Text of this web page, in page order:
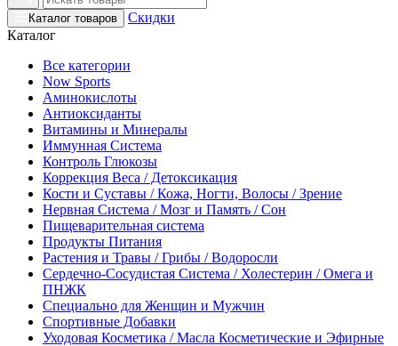
Каталог товаров
Скидки
Каталог
Все категории
Now Sports
Аминокислоты
Антиоксиданты
Витамины и Минералы
Иммунная Система
Контроль Глюкозы
Коррекция Веса / Детоксикация
Кости и Суставы / Кожа, Ногти, Волосы / Зрение
Нервная Система / Мозг и Память / Сон
Пищеварительная система
Продукты Питания
Растения и Травы / Грибы / Водоросли
Сердечно-Сосудистая Система / Холестерин / Омега и
ПНЖК
Специально для Женщин и Мужчин
Спортивные Добавки
Уходовая Косметика / Масла Косметические и Эфирные